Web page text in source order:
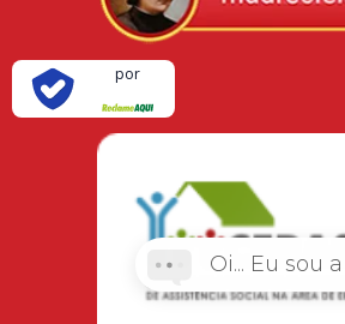
por
Oi... Eu sou